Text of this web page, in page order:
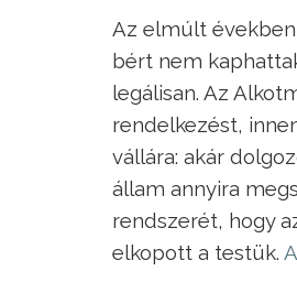
Az elmúlt
bért nem
legálisan. Az
rendelkezést,
vállára: akár
állam annyira
rendszerét, hogy
elkopott a testük.